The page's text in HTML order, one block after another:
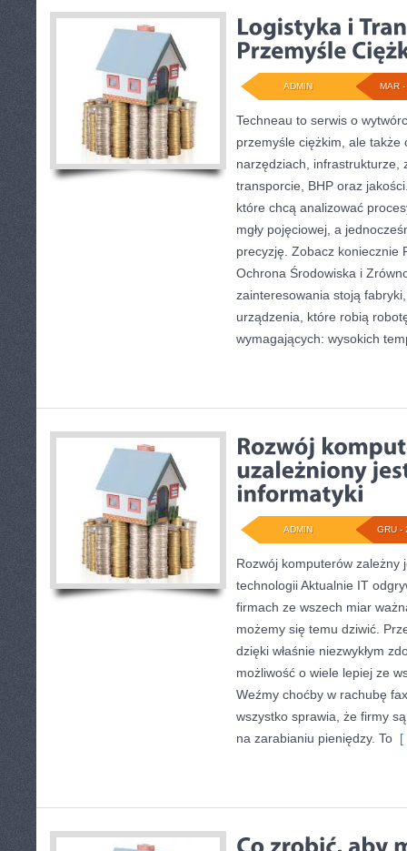
MAR
ADMIN
Techneau to serwis o
przemyśle ciężkim, ale także
narzędziach, infrastrukturze,
transporcie, BHP oraz
które chcą analizować
mgły pojęciowej, a
precyzję. Zobacz koniecznie
Ochrona Środowiska i
zainteresowania stoją
urządzenia, które robią
wymagających: wysokich
GRU -
ADMIN
Rozwój komputerów zależny
technologii Aktualnie IT
firmach ze wszech miar
możemy się temu dziwić.
dzięki właśnie niezwykłym
możliwość o wiele lepiej ze
Weźmy choćby w rachubę
wszystko sprawia, że firmy
na zarabianiu pieniędzy. To [